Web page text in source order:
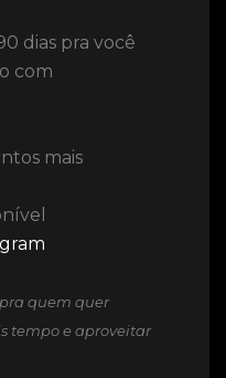
dias pra você
com
mais
quem quer
tempo e aproveitar